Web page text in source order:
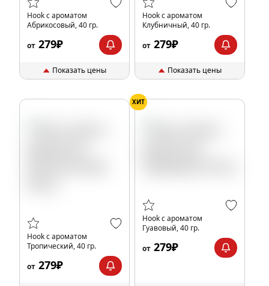
Hook с ароматом
Абрикосовый, 40 гр.
от 279₽
Показать цены
Hook с ароматом
Клубничный, 40 гр.
от 279₽
Показать цены
Hook с ароматом
Тропический, 40 гр.
от 279₽
ХИТ
Hook с ароматом
Гуавовый, 40 гр.
от 279₽